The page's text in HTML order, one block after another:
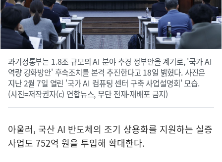
과기정통부는 1.8조 규모의 AI 분야 추경 정부안을 계기로, '국가 AI
역량 강화방안' 후속조치를 본격 추진한다고 18일 밝혔다. 사진은
지난 2월 7일 열린 '국가 AI 컴퓨팅 센터 구축 사업설명회' 모습.
(사진=저작권자(c) 연합뉴스, 무단 전재-재배포 금지)
아울러, 국산 AI 반도체의 조기 상용화를 지원하는 실증
사업도 752억 원을 투입해 확대한다.